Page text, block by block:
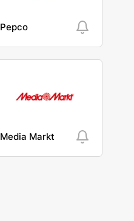
Pepco
Media Markt